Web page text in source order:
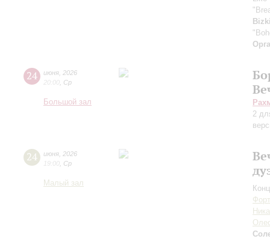
24 июня 2026
20:00 Ср
Большой зал
2
24 июня 2026
19:00 Ср
Малый зал